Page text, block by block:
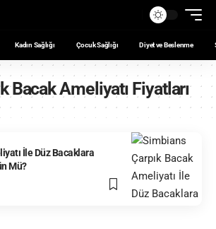
Kadın Sağlığı Çocuk Sağlığı Diyet ve Beslenme
Bacak Ameliyatı Fiyatları
İle Düz Bacaklara
Mü?